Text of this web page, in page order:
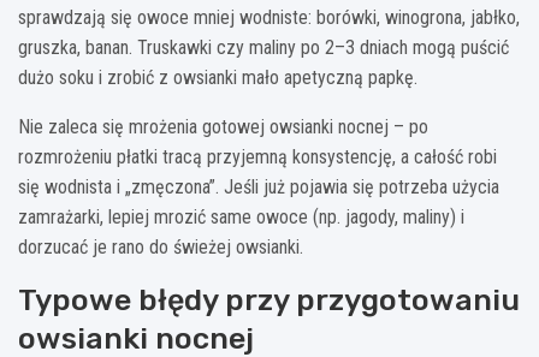
sprawdzają się owoce mniej wodniste: borówki, winogrona, jabłko,
gruszka, banan. Truskawki czy maliny po 2–3 dniach mogą puścić
dużo soku i zrobić z owsianki mało apetyczną papkę.
Nie zaleca się mrożenia gotowej owsianki nocnej – po
rozmrożeniu płatki tracą przyjemną konsystencję, a całość robi
się wodnista i „zmęczona”. Jeśli już pojawia się potrzeba użycia
zamrażarki, lepiej mrozić same owoce (np. jagody, maliny) i
dorzucać je rano do świeżej owsianki.
Typowe błędy przy przygotowaniu
owsianki nocnej